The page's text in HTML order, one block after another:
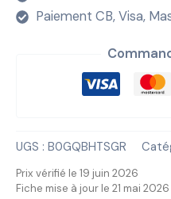
Paiement CB, Visa,
UGS : B0GQBHTSGR
Prix vérifié le 19 juin 2026
Fiche mise à jour le 21 mai 2026